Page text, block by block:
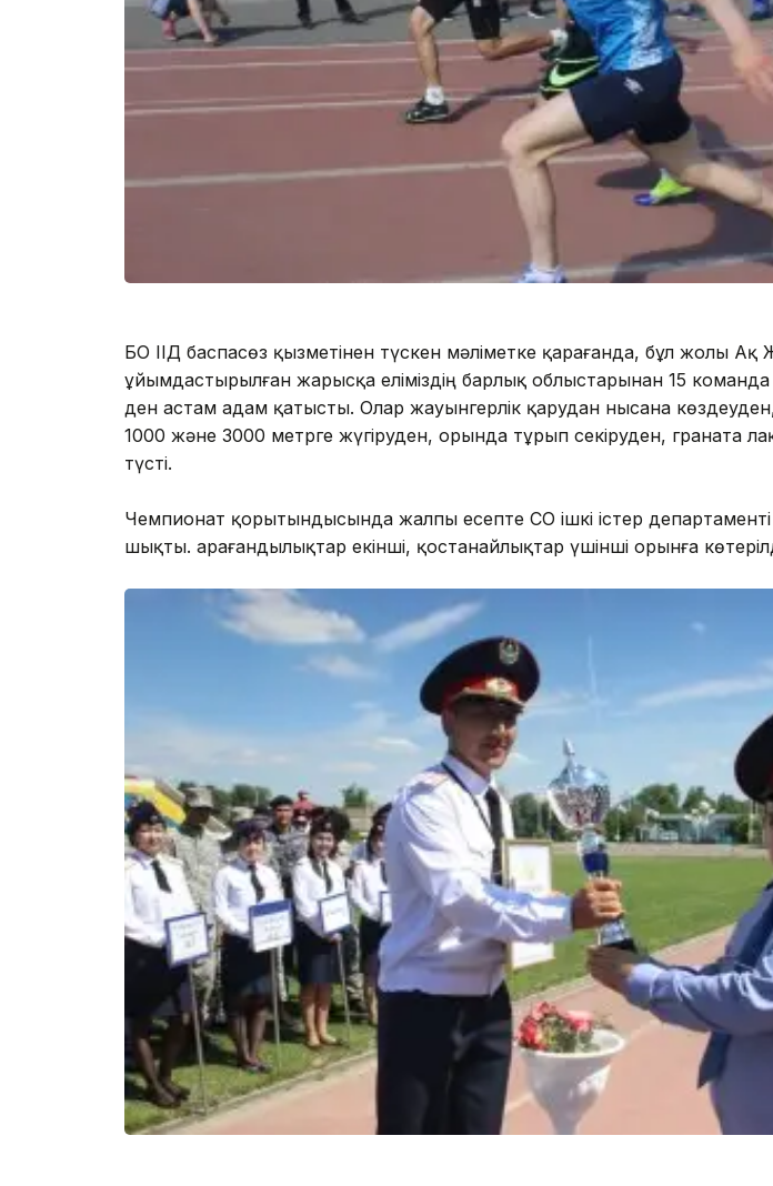
БҚО ІІД баспасөз қызметінен түскен мәліметке қарағанда, бұл жолы Ақ
ұйымдастырылған жарысқа еліміздің барлық облыстарынан 15
ден астам адам қатысты. Олар жауынгерлік қарудан нысана
1000 және 3000 метрге жүгіруден, орында тұрып секіруден, граната
түсті.
Чемпионат қорытындысында жалпы есепте СҚО ішкі істер
шықты. Қарағандылықтар екінші, қостанайлықтар үшінші орынға